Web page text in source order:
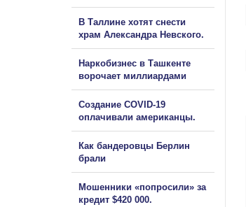
В Таллине хотят снести
храм Александра Невского.
Наркобизнес в Ташкенте
ворочает миллиардами
Создание COVID-19
оплачивали американцы.
Как бандеровцы Берлин
брали
Мошенники «попросили» за
кредит $420 000.